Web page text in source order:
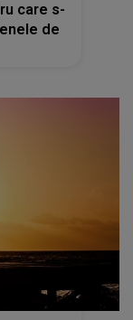
care s-
de